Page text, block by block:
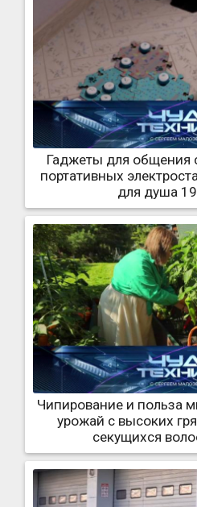
Гаджеты для общения
портативных
для душа
Чипирование и польза
урожай с высоких
секущихся